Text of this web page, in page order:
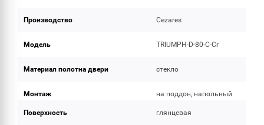
Производство Cezares
Модель TRIUMPH-D-80-C-Cr
Материал полотна двери стекло
Монтаж на поддон, напольный
Поверхность глянцевая